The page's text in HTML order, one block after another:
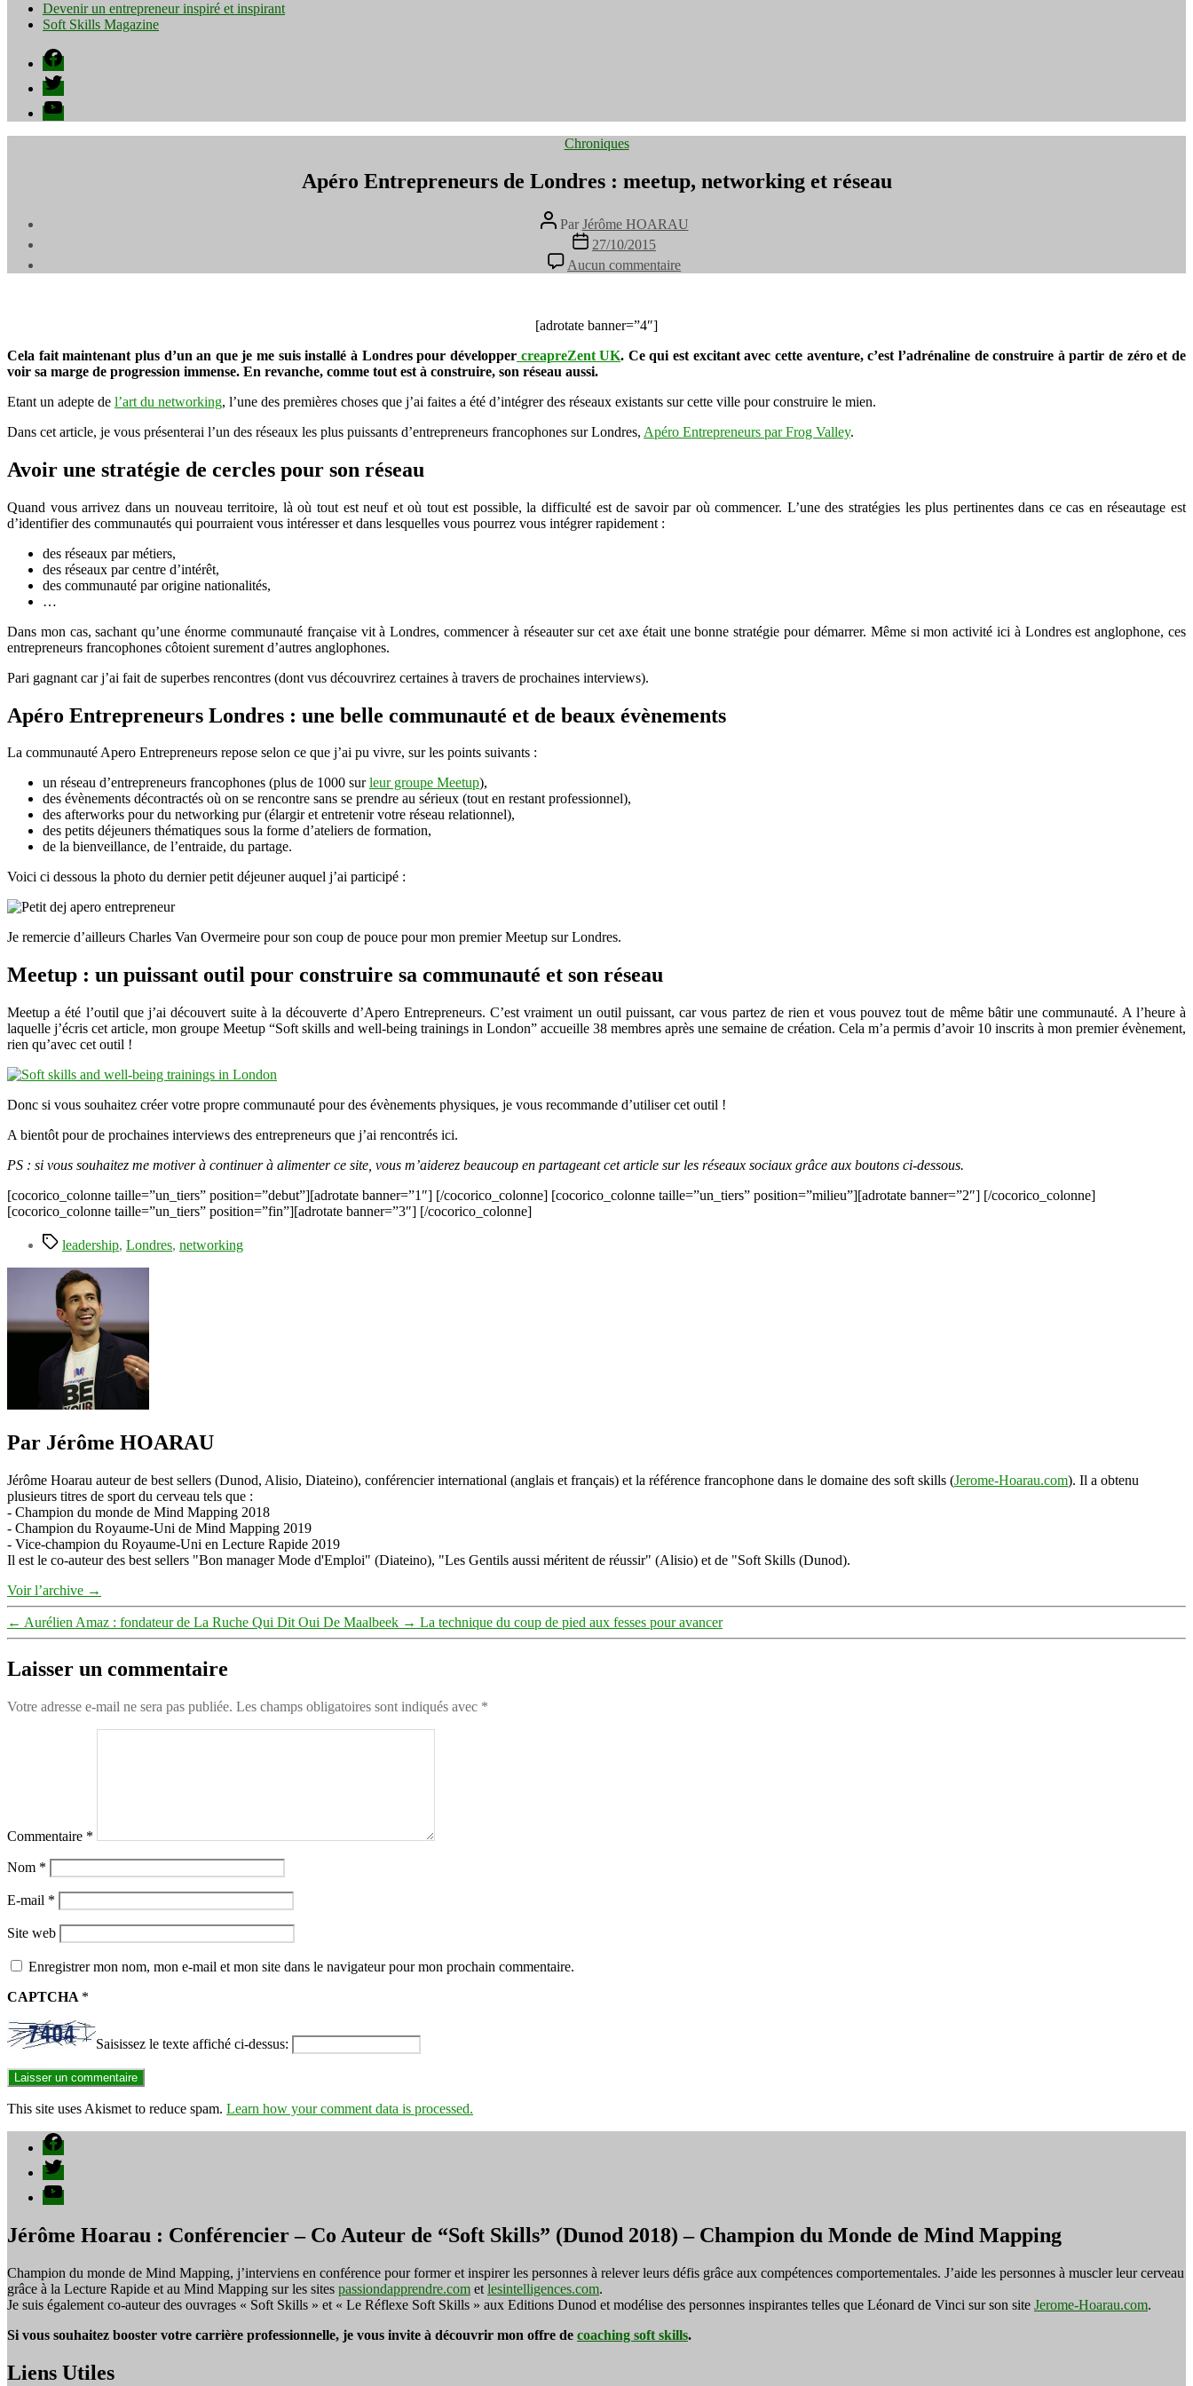
Devenir un entrepreneur inspiré et inspirant
Soft Skills Magazine
Facebook
Twitter
YouTube
Catégories
Chroniques
Apéro Entrepreneurs de Londres : meetup, networking et réseau
Auteur
de
l’article
Par Jérôme HOARAU
Date
l’article
27/10/2015
Aucun commentaire
Apéro
meetup,
réseau
[adrotate banner=”4″]
Cela fait maintenant plus d’un an que je me suis installé à Londres pour développercreapreZent UK. Ce qui est excitant avec cette aventure, c’est l’adrénaline de construire à partir de zéro et de
voir sa marge de progression immense. En revanche, comme tout est à construire, son réseau aussi.
Etant un adepte de l’art du networking, l’une des premières choses que j’ai faites a été d’intégrer des réseaux existants sur cette ville pour construire le mien.
Dans cet article, je vous présenterai l’un des réseaux les plus puissants d’entrepreneurs francophones sur Londres, Apéro Entrepreneurs par Frog Valley.
Avoir une stratégie de cercles pour son réseau
Quand vous arrivez dans un nouveau territoire, là où tout est neuf et où tout est possible, la difficulté est de savoir par où commencer. L’une des stratégies les plus pertinentes dans ce cas en réseautage est
d’identifier des communautés qui pourraient vous intéresser et dans lesquelles vous pourrez vous intégrer rapidement :
des réseaux par métiers,
des réseaux par centre d’intérêt,
des communauté par origine nationalités,
…
Dans mon cas, sachant qu’une énorme communauté française vit à Londres, commencer à réseauter sur cet axe était une bonne stratégie pour démarrer. Même si mon activité ici à Londres est anglophone, ces
entrepreneurs francophones côtoient surement d’autres anglophones.
Pari gagnant car j’ai fait de superbes rencontres (dont vus découvrirez certaines à travers de prochaines interviews).
Apéro Entrepreneurs Londres : une belle communauté et de beaux évènements
La communauté Apero Entrepreneurs repose selon ce que j’ai pu vivre, sur les points suivants :
un réseau d’entrepreneurs francophones (plus de 1000 surleur groupe Meetup),
des évènements décontractés où on se rencontre sans se prendre au sérieux (tout en restant professionnel),
des afterworks pour du networking pur (élargir et entretenir votre réseau relationnel),
des petits déjeuners thématiques sous la forme d’ateliers de formation,
de la bienveillance, de l’entraide, du partage.
Voici ci dessous la photo du dernier petit déjeuner auquel j’ai participé :
Je remercie d’ailleurs Charles Van Overmeire pour son coup de pouce pour mon premier Meetup sur Londres.
Meetup : un puissant outil pour construire sa communauté et son réseau
Meetup a été l’outil que j’ai découvert suite à la découverte d’Apero Entrepreneurs. C’est vraiment un outil puissant, car vous partez de rien et vous pouvez tout de même bâtir une communauté. A l’heure à
laquelle j’écris cet article, mon groupe Meetup “Soft skills and well-being trainings in London” accueille 38 membres après une semaine de création. Cela m’a permis d’avoir 10 inscrits à mon premier évènement,
rien qu’avec cet outil !
Donc si vous souhaitez créer votre propre communauté pour des évènements physiques, je vous recommande d’utiliser cet outil !
A bientôt pour de prochaines interviews des entrepreneurs que j’ai rencontrés ici.
PS : si vous souhaitez me motiver à continuer à alimenter ce site, vous m’aiderez beaucoup en partageant cet article sur les réseaux sociaux grâce aux boutons ci-dessous.
[cocorico_colonne taille=”un_tiers” position=”debut”][adrotate banner=”1″] [/cocorico_colonne] [cocorico_colonne taille=”un_tiers” position=”milieu”][adrotate banner=”2″] [/cocorico_colonne]
[cocorico_colonne taille=”un_tiers” position=”fin”][adrotate banner=”3″] [/cocorico_colonne]
Étiquettes
leadership, Londres, networking
Par Jérôme HOARAU
Jérôme Hoarau auteur de best sellers (Dunod, Alisio, Diateino), conférencier international (anglais et français) et la référence francophone dans le domaine des soft skills (Jerome-Hoarau.com). Il a obtenu
plusieurs titres de sport du cerveau tels que :
- Champion du monde de Mind Mapping 2018
- Champion du Royaume-Uni de Mind Mapping 2019
- Vice-champion du Royaume-Uni en Lecture Rapide 2019
Il est le co-auteur des best sellers "Bon manager Mode d'Emploi" (Diateino), "Les Gentils aussi méritent de réussir" (Alisio) et de "Soft Skills (Dunod).
Voir l’archive →
← Aurélien Amaz : fondateur de La Ruche Qui Dit Oui De Maalbeek → La technique du coup de pied aux fesses pour avancer
Laisser un commentaire
Votre adresse e-mail ne sera pas publiée. Les champs obligatoires sont indiqués avec *
Commentaire *
Nom *
E-mail *
Site web
Enregistrer mon nom, mon e-mail et mon site dans le navigateur pour mon prochain commentaire.
CAPTCHA *
Saisissez le texte affiché ci-dessus:
This site uses Akismet to reduce spam. Learn how your comment data is processed.
Facebook
Twitter
YouTube
Jérôme Hoarau : Conférencier – Co Auteur de “Soft Skills” (Dunod 2018) – Champion du Monde de Mind Mapping
Champion du monde de Mind Mapping, j’interviens en conférence pour former et inspirer les personnes à relever leurs défis grâce aux compétences comportementales. J’aide les personnes à muscler leur cerveau
grâce à la Lecture Rapide et au Mind Mapping sur les sites passiondapprendre.com et lesintelligences.com.
Je suis également co-auteur des ouvrages « Soft Skills » et « Le Réflexe Soft Skills » aux Editions Dunod et modélise des personnes inspirantes telles que Léonard de Vinci sur son site Jerome-Hoarau.com.
Si vous souhaitez booster votre carrière professionnelle, je vous invite à découvrir mon offre de coaching soft skills.
Liens Utiles